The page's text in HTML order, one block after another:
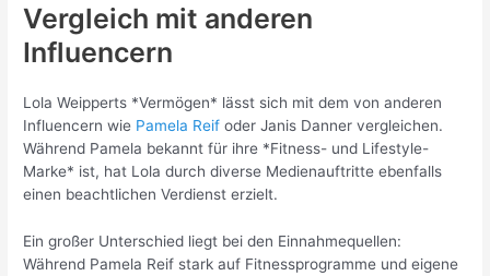
Vergleich mit anderen
Influencern
Lola Weipperts *Vermögen* lässt sich mit dem von anderen
Influencern wie Pamela Reif oder Janis Danner vergleichen.
Während Pamela bekannt für ihre *Fitness- und Lifestyle-
Marke* ist, hat Lola durch diverse Medienauftritte ebenfalls
einen beachtlichen Verdienst erzielt.
Ein großer Unterschied liegt bei den Einnahmequellen:
Während Pamela Reif stark auf Fitnessprogramme und eigene